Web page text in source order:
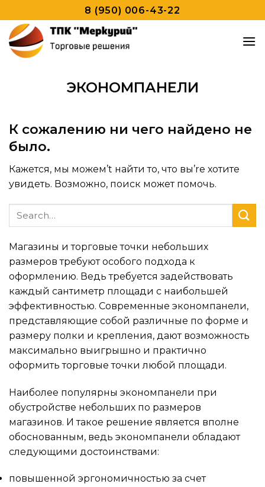
to
content
8 (950) 006-43-22
ЭКОНОМПАНЕЛИ
К сожалению ни чего найдено не
было.
Кажется, мы можем’t найти то, что вы’re хотите
увидеть. Возможно, поиск может помочь.
Магазины и торговые точки небольших
размеров требуют особого подхода к
оформлению. Ведь требуется задействовать
каждый сантиметр площади с наибольшей
эффективностью. Современные экономпанели,
представляющие собой различные по форме и
размеру полки и крепления, дают возможность
максимально выигрышно и практично
оформить торговые точки любой площади.
Наиболее популярны экономпанели при
обустройстве небольших по размеров
магазинов. И такое решение является вполне
обоснованным, ведь экономпанели обладают
следующими достоинствами:
повышенной эргономичностью за счет